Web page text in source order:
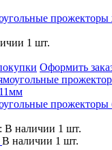
прожекторы
1 шт.
Оформить
прожекторы
В наличии 1 шт.
В наличии 1 шт.